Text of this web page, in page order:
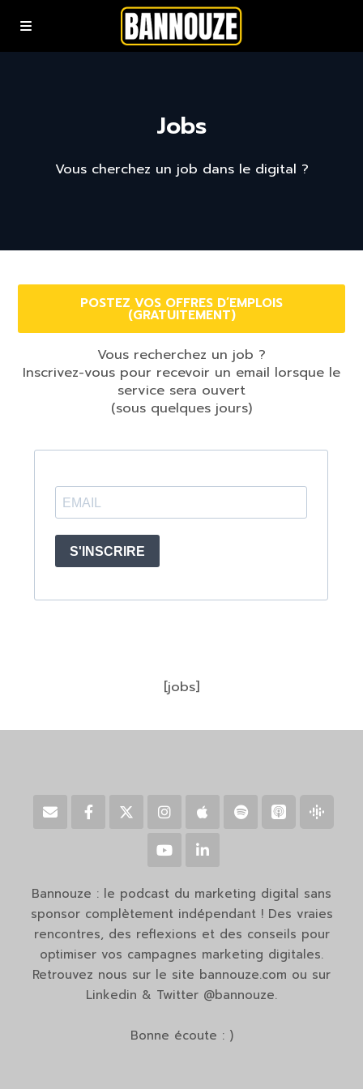
Rejoindre la communauté bannouze (Newsletter)
Jobs
Vous cherchez un job dans le digital ?
POSTEZ VOS OFFRES D’EMPLOIS
(GRATUITEMENT)
Vous recherchez un job ?
Inscrivez-vous pour recevoir un email lorsque le
service sera ouvert
(sous quelques jours)
[jobs]
Bannouze : le podcast du marketing digital sans
sponsor complètement indépendant ! Des vraies
rencontres, des reflexions et des conseils pour
optimiser vos campagnes marketing digitales.
Retrouvez nous sur le site bannouze.com ou sur
Linkedin & Twitter @bannouze.
Bonne écoute : )